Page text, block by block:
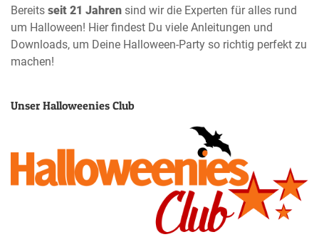
Bereits seit 21 Jahren sind wir die Experten für alles rund
um Halloween! Hier findest Du viele Anleitungen und
Downloads, um Deine Halloween-Party so richtig perfekt zu
machen!
Unser Halloweenies Club